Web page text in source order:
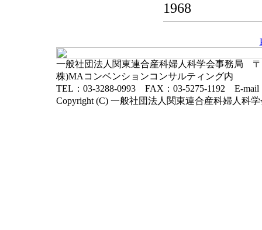
1968
一般社団法人関東連合産科婦人科学会事務局 〒
株)MAコンベンションコンサルティング内
TEL：03-3288-0993 FAX：03-5275-1192 E-mail
Copyright (C) 一般社団法人関東連合産科婦人科